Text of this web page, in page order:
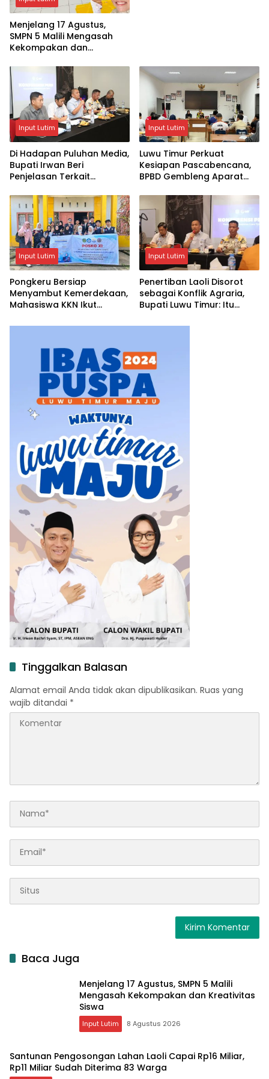
Menjelang 17 Agustus,
SMPN 5 Malili Mengasah
Kekompakan dan
Input Lutim
Di Hadapan Puluhan Media,
Bupati Irwan Beri
Penjelasan Terkait
Input Lutim
Luwu Timur Perkuat
Kesiapan Pascabencana,
BPBD Gembleng Aparat
Input Lutim
Pongkeru Bersiap
Menyambut Kemerdekaan,
Mahasiswa KKN Ikut
17 Agustus
Input Lutim
Penertiban Laoli Disorot
sebagai Konflik Agraria,
Bupati Luwu Timur: Itu
Tinggalkan Balasan
Alamat email Anda tidak akan dipublikasikan. Ruas yang
wajib ditandai *
Baca Juga
Menjelang 17 Agustus, SMPN 5 Malili
Mengasah Kekompakan dan Kreativitas
Siswa
Input Lutim 8 Agustus 2026
Santunan Pengosongan Lahan Laoli Capai Rp16 Miliar,
Rp11 Miliar Sudah Diterima 83 Warga